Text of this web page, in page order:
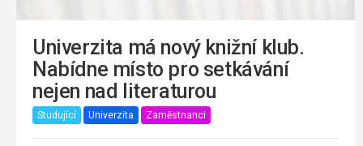
Univerzita má nový knižní klub.
Nabídne místo pro setkávání
nejen nad literaturou
Studující Univerzita Zaměstnanci